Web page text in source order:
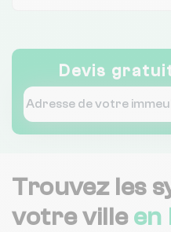
Devis
Trouvez les
votre villeen